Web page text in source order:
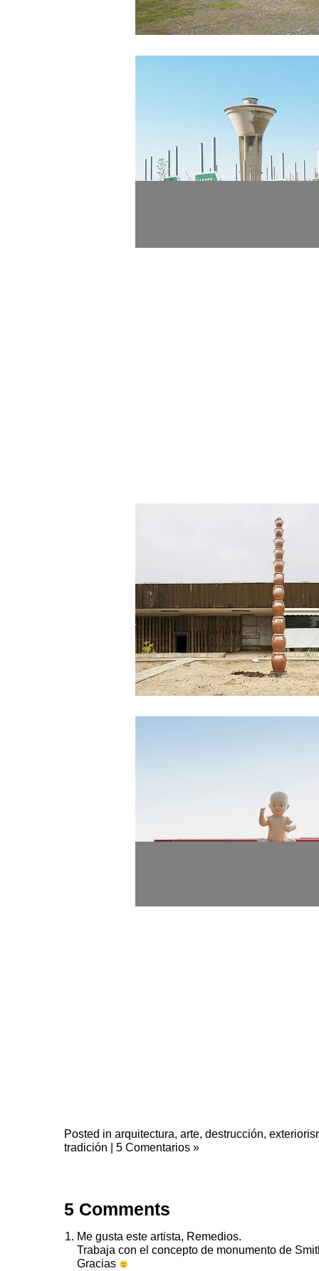
Posted in arquitectura, arte, destrucción,
tradición | 5 Comentarios »
5 Comments
Me gusta este artista, Remedios.
Trabaja con el concepto de monumento de
Gracias